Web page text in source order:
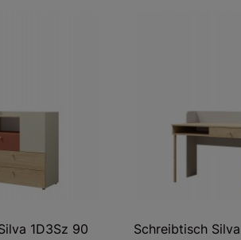
1D3Sz 90
Schreibtisch